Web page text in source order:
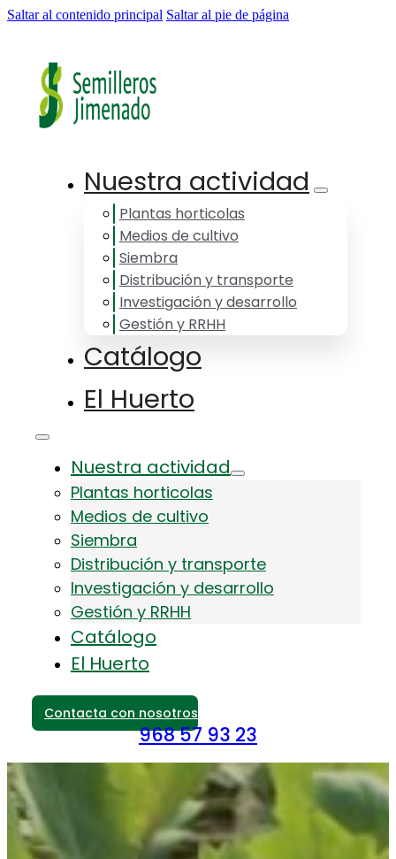
Saltar al contenido principal Saltar al pie de página
Nuestra actividad
Plantas horticolas
Medios de cultivo
Siembra
Distribución y transporte
Investigación y desarrollo
Gestión y RRHH
Catálogo
El Huerto
Nuestra actividad
Plantas horticolas
Medios de cultivo
Siembra
Distribución y transporte
Investigación y desarrollo
Gestión y RRHH
Catálogo
El Huerto
Contacta con nosotros
968 57 93 23